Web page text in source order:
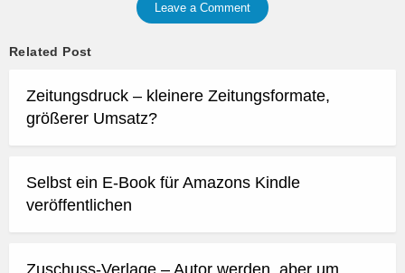
Leave a Comment
Related Post
Zeitungsdruck – kleinere Zeitungsformate,
größerer Umsatz?
Selbst ein E-Book für Amazons Kindle
veröffentlichen
Zuschuss-Verlage – Autor werden, aber um